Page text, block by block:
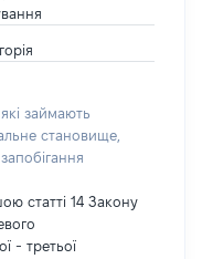
займають
становище,
статті 14 Закону
- третьої